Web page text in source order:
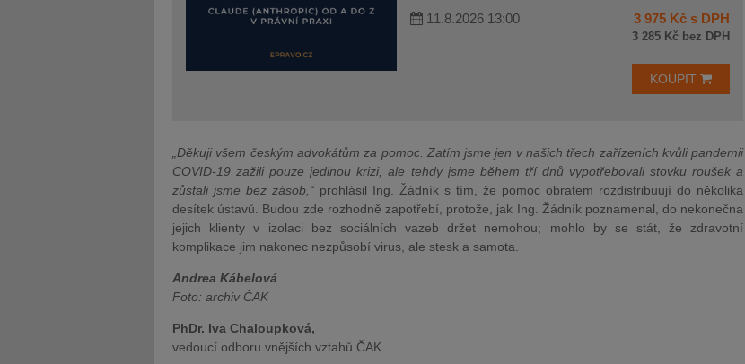
11.8.2026 13:00 3 975 Kč s DPH
3 285 Kč bez DPH
KOUPIT
„Děkuji všem českým advokátům za pomoc. Zatím jsme jen v našich třech zařízeních kvůli pandemii
COVID-19 zažili pouze jedinou krizi, ale tehdy jsme během tří dnů vypotřebovali stovku roušek a
zůstali jsme bez zásob,“ prohlásil Ing. Žádník s tím, že pomoc obratem rozdistribuují do několika
desítek ústavů. Budou zde rozhodně zapotřebí, protože, jak Ing. Žádník poznamenal, do nekonečna
jejich klienty v izolaci bez sociálních vazeb držet nemohou; mohlo by se stát, že zdravotní
komplikace jim nakonec nezpůsobí virus, ale stesk a samota.
Andrea Kábelová
Foto: archiv ČAK
PhDr. Iva Chaloupková,
vedoucí odboru vnějších vztahů ČAK